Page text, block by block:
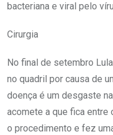
bacteriana e viral pelo
Cirurgia
No final de setembro
no quadril por causa de
doença é um desgaste
acomete a que fica entre
o procedimento e fez